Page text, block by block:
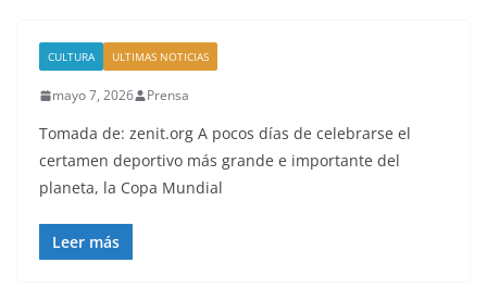
CULTURA ULTIMAS NOTICIAS
mayo 7, 2026 Prensa
Tomada de: zenit.org A pocos días de celebrarse el
certamen deportivo más grande e importante del
planeta, la Copa Mundial
Leer más